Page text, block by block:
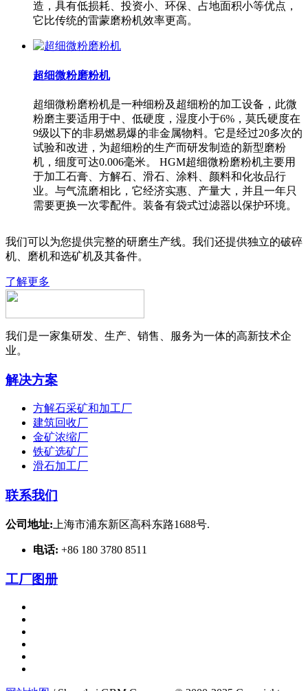
造，具有低损耗、投资小、环保、占地面积小等优点，
它比传统的雷蒙磨粉机效率更高。
超细微粉磨粉机
超细微粉磨粉机是一种细粉及超细粉的加工设备，此微
粉磨主要适用于中、低硬度，湿度小于6%，莫氏硬度在
9级以下的非易燃易爆的非金属物料。它是经过20多次的
试验和改进，为超细粉的生产而研发制造的新型磨粉
机，细度可达0.006毫米。 HGM超细微粉磨粉机主要用
于加工石膏、方解石、滑石、涂料、颜料和化妆品行
业。与气流磨相比，它经济实惠、产量大，并且一年只
需要更换一次零配件。装备有袋式过滤器以保护环境。
我们可以为您提供完整的研磨生产线。我们还提供独立的破碎
机、磨机和选矿机及其备件。
了解更多
我们是一家集研发、生产、销售、服务为一体的高新技术企
业。
解决方案
方解石采矿和加工厂
建筑回收厂
金矿浓缩厂
铁矿选矿厂
滑石加工厂
联系我们
公司地址: 上海市浦东新区高科东路1688号.
电话: +86 180 3780 8511
工厂图册